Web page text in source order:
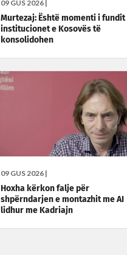
09 GUS 2026 |
Murtezaj: Është momenti i fundit
institucionet e Kosovës të
konsolidohen
09 GUS 2026 |
Hoxha kërkon falje për
shpërndarjen e montazhit me AI
lidhur me Kadriajn